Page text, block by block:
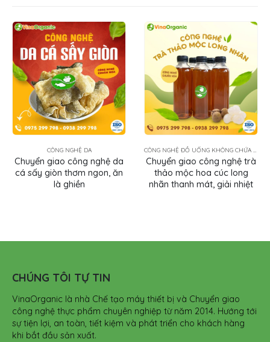
CÔNG NGHỆ DA
Chuyển giao công nghệ da
cá sấy giòn thơm ngon, ăn
là ghiền
CÔNG NGHỆ ĐỒ UỐNG KHÔNG CHỨA SỮA
Chuyển giao công nghệ trà
thảo mộc hoa cúc long
nhãn thanh mát, giải nhiệt
CHÚNG TÔI TỰ TIN
VinaOrganic là nhà Chế tạo máy thiết bị và Chuyển giao
công nghệ thực phẩm chuyên nghiệp từ năm 2014. Hướng tới
sự tiện lợi, an toàn, tiết kiệm và phát triển cho khách hàng
khi bắt đầu sản xuất.